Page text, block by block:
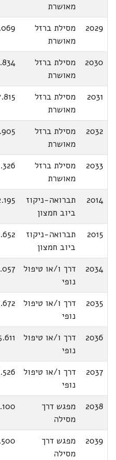
מאושרת
2029
מסילת ברזל
מאושרת
2030
מסילת ברזל
מאושרת
2031
מסילת ברזל
מאושרת
2032
מסילת ברזל
מאושרת
2033
מסילת ברזל
מאושרת
2014
תברואה-ניקוז
ביוב חמצון
2015
תברואה-ניקוז
ביוב חמצון
2034
דרך ו/או טיפול
נופי
2035
דרך ו/או טיפול
נופי
2036
דרך ו/או טיפול
נופי
2037
דרך ו/או טיפול
נופי
2038
מפגש דרך
מסילה
2039
מפגש דרך
מסילה